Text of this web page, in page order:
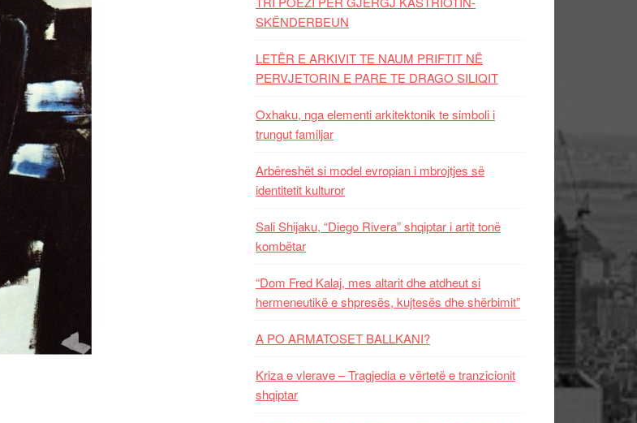
SKËNDERBEUN
LETËR E ARKIVIT TE NAUM PRIFTIT NË
PERVJETORIN E PARE TE DRAGO SILIQIT
Oxhaku, nga elementi arkitektonik te simboli i
trungut familjar
Arbëreshët si model evropian i mbrojtjes së
identitetit kulturor
Sali Shijaku, “Diego Rivera” shqiptar i artit tonë
kombëtar
“Dom Fred Kalaj, mes altarit dhe atdheut si
hermeneutikë e shpresës, kujtesës dhe shërbimit”
A PO ARMATOSET BALLKANI?
Kriza e vlerave – Tragjedia e vërtetë e tranzicionit
shqiptar